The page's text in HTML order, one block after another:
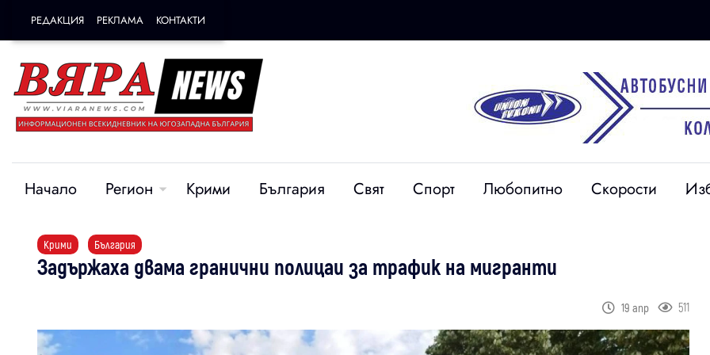
РЕДАКЦИЯ РЕКЛАМА КОНТАКТИ
Начало Регион Крими България Свят Спорт Любопитно Скорости
Крими България
Задържаха двама гранични полицаи за трафик на мигранти
19 апр 511